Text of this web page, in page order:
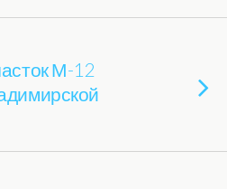
М-12